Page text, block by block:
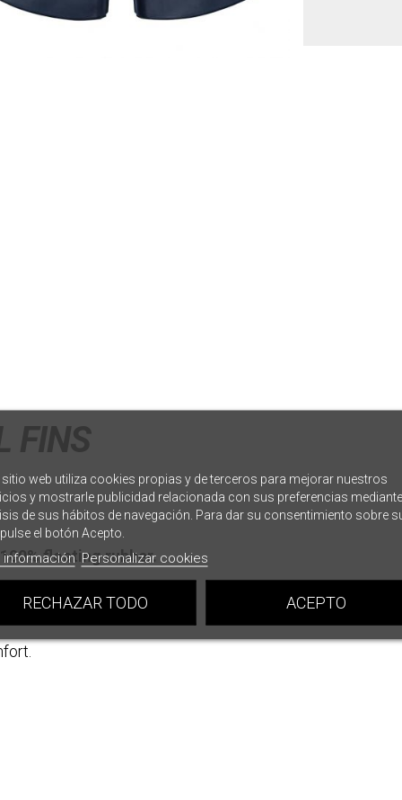
FINS
100% floating rubber.
sitio web utiliza cookies propias y de terceros para mejorar nuestros
y mostrarle publicidad relacionada con sus preferencias
de sus hábitos de navegación. Para dar su consentimiento sobre
el botón Acepto.
información Personalizar cookies
RECHAZAR TODO ACEPTO